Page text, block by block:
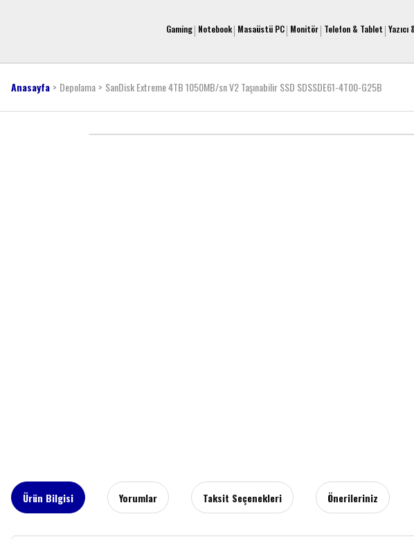
Gaming Notebook Masaüstü PC Monitör Telefon & Tablet
Anasayfa Depolama SanDisk Extreme 4TB 1050MB/sn V2 Taşınabilir SSD SDSSDE61-4T00-G25B
Ürün Bilgisi Yorumlar Taksit Seçenekleri Önerileriniz